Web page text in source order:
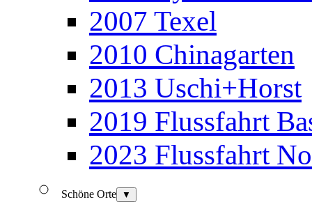
2007 Texel
2010 Chinagarten
2013 Uschi+Horst
2019 Flussfahrt
2023 Flussfahrt
Schöne Orte ▼